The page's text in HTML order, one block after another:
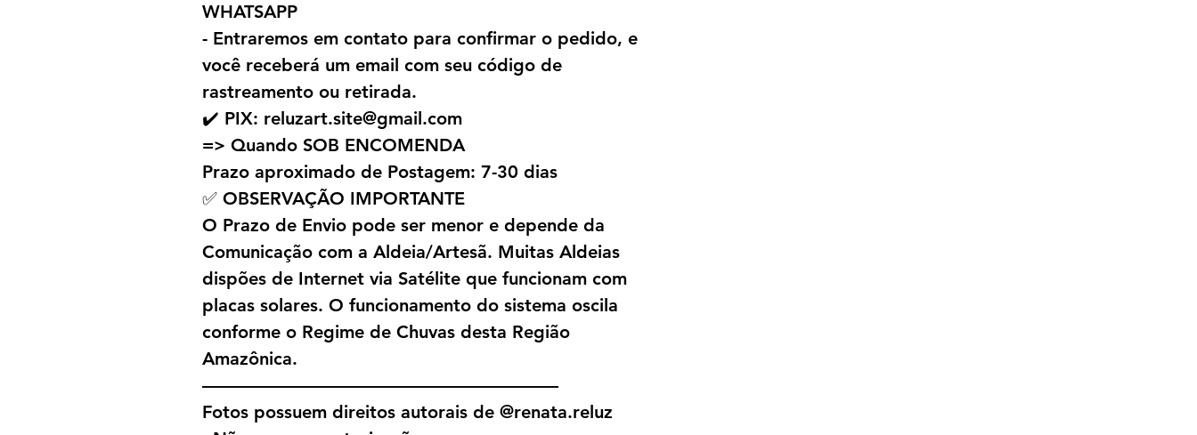
WHATSAPP
- Entraremos em contato para confirmar o pedido, e
você receberá um email com seu código de
rastreamento ou retirada.
✔️ PIX: reluzart.site@gmail.com
=> Quando SOB ENCOMENDA
Prazo aproximado de Postagem: 7-30 dias
✅ OBSERVAÇÃO IMPORTANTE
O Prazo de Envio pode ser menor e depende da
Comunicação com a Aldeia/Artesã. Muitas Aldeias
dispões de Internet via Satélite que funcionam com
placas solares. O funcionamento do sistema oscila
conforme o Regime de Chuvas desta Região
Amazônica.
————————————————————
Fotos possuem direitos autorais de @renata.reluz